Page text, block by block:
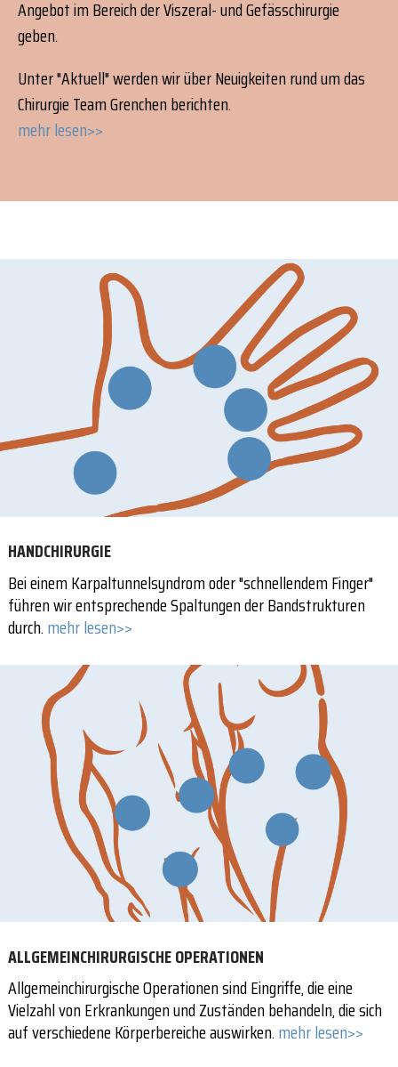
Angebot im Bereich der Viszeral- und Gefässchirurgie
geben.
Unter "Aktuell" werden wir über Neuigkeiten rund um das
Chirurgie Team Grenchen berichten.
mehr lesen>>
HANDCHIRURGIE
Bei einem Karpaltunnelsyndrom oder "schnellendem Finger"
führen wir entsprechende Spaltungen der Bandstrukturen
durch.mehr lesen>>
ALLGEMEINCHIRURGISCHE OPERATIONEN
Allgemeinchirurgische Operationen sind Eingriffe, die eine
Vielzahl von Erkrankungen und Zuständen behandeln, die sich
auf verschiedene Körperbereiche auswirken.mehr lesen>>